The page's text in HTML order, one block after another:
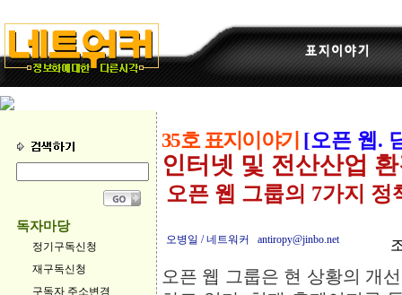
독자마당
정기구독신청
재구독신청
구독자 주소변경
35호 표지이야기 [오픈 웹.
인터넷 및 전산산업
오픈 웹 그룹의 7가지 정
오병일 / 네트워커 antiropy@jinbo.net
오픈 웹 그룹은 현 상황의 개